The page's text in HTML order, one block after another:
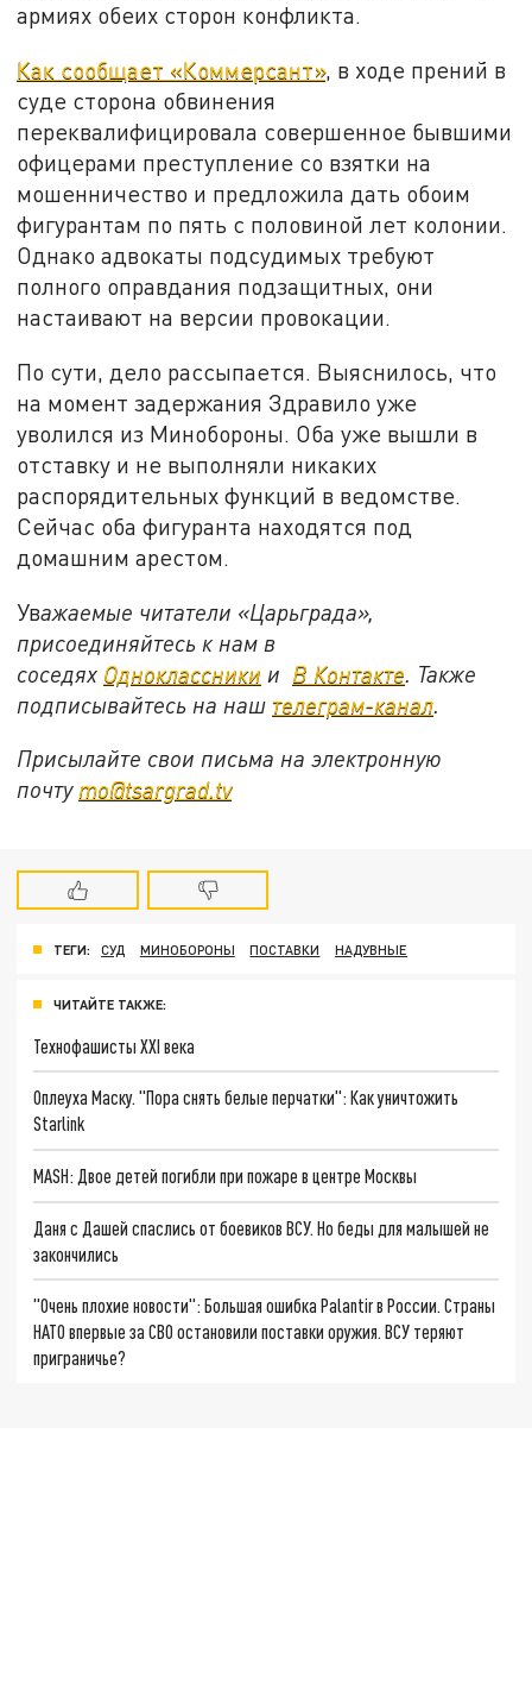
армиях обеих сторон конфликта.
Как сообщает «Коммерсант», в ходе прений в
суде сторона обвинения
переквалифицировала совершенное бывшими
офицерами преступление со взятки на
мошенничество и предложила дать обоим
фигурантам по пять с половиной лет колонии.
Однако адвокаты подсудимых требуют
полного оправдания подзащитных, они
настаивают на версии провокации.
По сути, дело рассыпается. Выяснилось, что
на момент задержания Здравило уже
уволился из Минобороны. Оба уже вышли в
отставку и не выполняли никаких
распорядительных функций в ведомстве.
Сейчас оба фигуранта находятся под
домашним арестом.
Уважаемые читатели «Царьграда»,
присоединяйтесь к нам в
соседях Одноклассники и В Контакте . Также
подписывайтесь на наш телеграм-канал
Присылайте свои письма на электронную
почту mo@tsargrad.tv
ТЕГИ: СУД МИНОБОРОНЫ ПОСТАВКИ НАДУВНЫЕ
ЧИТАЙТЕ ТАКЖЕ:
Технофашисты XXI века
Оплеуха Маску. "Пора снять белые перчатки": Как уничтожить
Starlink
MASH: Двое детей погибли при пожаре в центре Москвы
Даня с Дашей спаслись от боевиков ВСУ. Но беды для малышей не
закончились
"Очень плохие новости": Большая ошибка Palantir в России. Страны
НАТО впервые за СВО остановили поставки оружия. ВСУ теряют
приграничье?